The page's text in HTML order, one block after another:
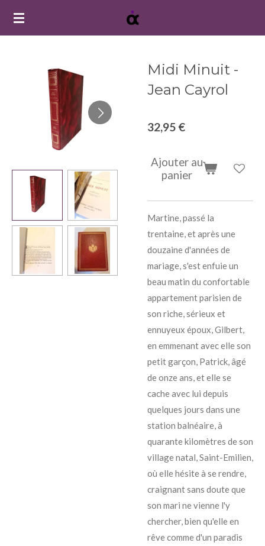
Passer
Midi Minuit -
Jean Cayrol
32,95 €
Ajouter au
panier
Martine, passé la
trentaine, et après une
douzaine d'années de
mariage, s'est enfuie un
beau matin du confortable
appartement parisien de
son riche, sérieux et
ennuyeux époux, Gilbert,
en emmenant avec elle son
petit garçon, Patrick, âgé
de onze ans, et elle se
cache avec lui depuis
quelques jours dans une
station balnéaire, à
quarante kilomètres de son
village natal, Saint-Emilien,
où elle hésite à se rendre,
craignant sans doute que
son mari ne vienne l'y
chercher, bien qu'elle en
rêve comme d'un paradis